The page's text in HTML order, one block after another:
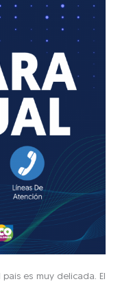
es muy delicada. El